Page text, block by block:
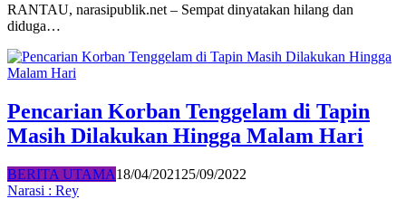
RANTAU, narasipublik.net – Sempat dinyatakan hilang dan
diduga…
Pencarian Korban Tenggelam di Tapin
Masih Dilakukan Hingga Malam Hari
BERITA UTAMA18/04/2021 25/09/2022
Narasi : Rey